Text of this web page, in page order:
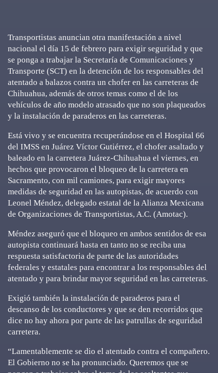
Transportistas anuncian otra manifestación a nivel
nacional el día 15 de febrero para exigir seguridad y que
se ponga a trabajar la Secretaría de Comunicaciones y
Transporte (SCT) en la detención de los responsables del
atentado a balazos contra un chofer en las carreteras de
Chihuahua, además de otros temas como el de los
vehículos de año modelo atrasado que no son plaqueados
y la instalación de paraderos en las carreteras.
Está vivo y se encuentra recuperándose en el Hospital 66
del IMSS en Juárez Víctor Gutiérrez, el chofer asaltado y
baleado en la carretera Juárez-Chihuahua el viernes, en
hechos que provocaron el bloqueo de la carretera en
Sacramento, con mil camiones, para exigir mayores
medidas de seguridad en las autopistas, de acuerdo con
Leonel Méndez, delegado estatal de la Alianza Mexicana
de Organizaciones de Transportistas, A.C. (Amotac).
Méndez aseguró que el bloqueo en ambos sentidos de esa
autopista continuará hasta en tanto no se reciba una
respuesta satisfactoria de parte de las autoridades
federales y estatales para encontrar a los responsables del
atentado y para brindar mayor seguridad en las carreteras.
Exigió también la instalación de paraderos para el
descanso de los conductores y que se den recorridos que
dice no hay ahora por parte de las patrullas de seguridad
carretera.
“Lamentablemente se dio el atentado contra el compañero.
El Gobierno no se ha pronunciado. Queremos que se